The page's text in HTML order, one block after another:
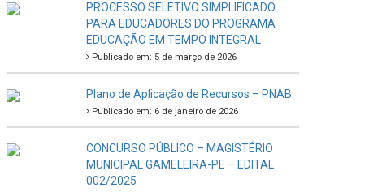
PROCESSO SELETIVO SIMPLIFICADO
PARA EDUCADORES DO PROGRAMA
EDUCAÇÃO EM TEMPO INTEGRAL
Publicado em: 5 de março de 2026
Plano de Aplicação de Recursos – PNAB
Publicado em: 6 de janeiro de 2026
CONCURSO PÚBLICO – MAGISTÉRIO
MUNICIPAL GAMELEIRA-PE – EDITAL
002/2025